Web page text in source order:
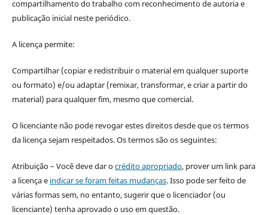
compartilhamento do trabalho com reconhecimento de autoria e
publicação inicial neste periódico.
A licença permite:
Compartilhar (copiar e redistribuir o material em qualquer suporte
ou formato) e/ou adaptar (remixar, transformar, e criar a partir do
material) para qualquer fim, mesmo que comercial.
O licenciante não pode revogar estes direitos desde que os termos
da licença sejam respeitados. Os termos são os seguintes:
Atribuição – Você deve dar ocrédito apropriado, prover um link para
a licença e indicar se foram feitas mudanças. Isso pode ser feito de
várias formas sem, no entanto, sugerir que o licenciador (ou
licenciante) tenha aprovado o uso em questão.